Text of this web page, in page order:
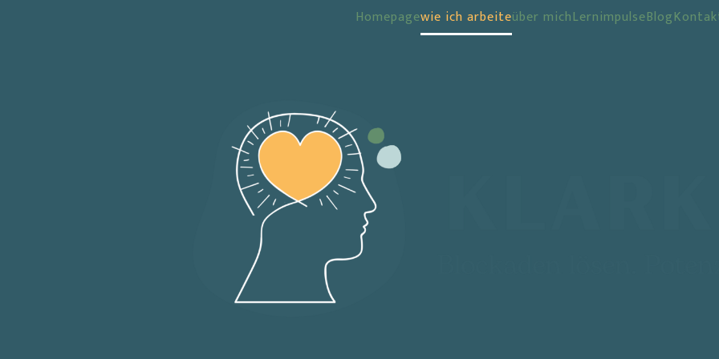
Homepagewie ich arbeiteüber michLernimpulseBlog